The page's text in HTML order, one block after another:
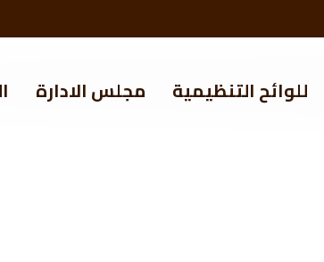
للوائح التنظيمية مجلس الادارة